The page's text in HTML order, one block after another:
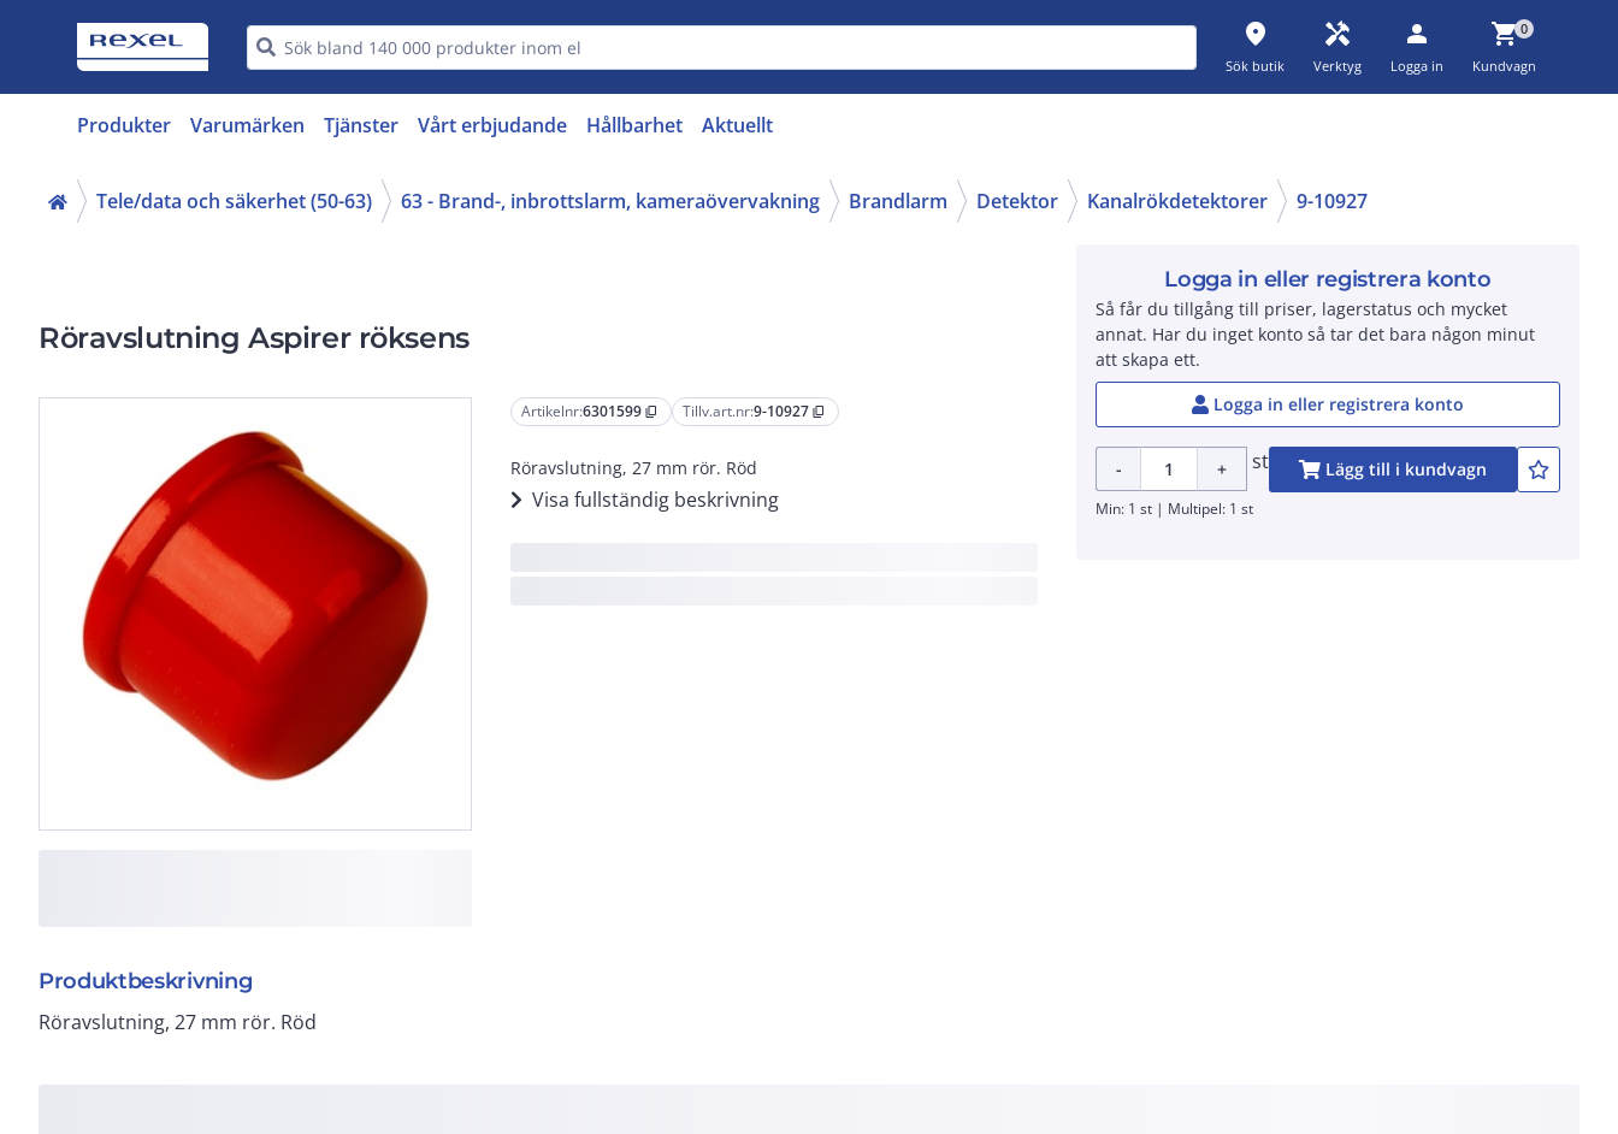
place
Sök butik
handyman
Verktyg
person
Logga in
shopping_cart0
Kundvagn
Produkter Varumärken Tjänster Vårt erbjudande Hållbarhet Aktuellt
Tele/data och säkerhet (50-63) 63 - Brand-, inbrottslarm, kameraövervakning Brandlarm Detektor Kanalrökdetektorer 9-10927
Röravslutning Aspirer röksens
Artikelnr:6301599 content_copy Tillv.art.nr:9-10927 content_copy
Röravslutning, 27 mm rör. Röd
Visa fullständig beskrivning
Produktbeskrivning
Röravslutning, 27 mm rör. Röd
Logga in eller registrera konto
Så får du tillgång till priser, lagerstatus och mycket
annat. Har du inget konto så tar det bara någon minut
att skapa ett.
Logga in eller registrera konto
- + st Lägg till i kundvagn
Min: 1 st | Multipel: 1 st